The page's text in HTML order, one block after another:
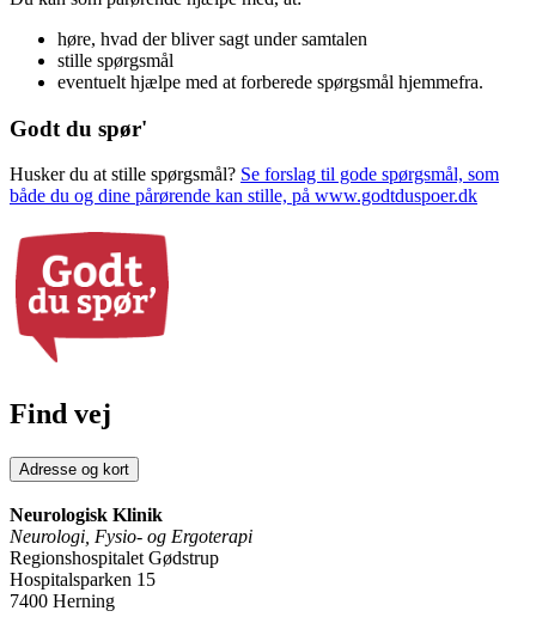
høre, hvad der bliver sagt under samtalen
stille spørgsmål
eventuelt hjælpe med at forberede spørgsmål hjemmefra.
Godt du spør'
Husker du at stille spørgsmål? Se forslag til gode spørgsmål, som
både du og dine pårørende kan stille, på www.godtduspoer.dk
Find vej
Adresse og kort
Neurologisk Klinik
Neurologi, Fysio- og Ergoterapi
Regionshospitalet Gødstrup
Hospitalsparken 15
7400 Herning